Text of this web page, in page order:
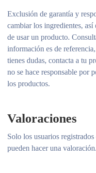
Exclusión de garantía y
cambiar los ingredientes, así
de usar un producto.
información es de
tienes dudas, contacta a tu
no se hace responsable por
los productos.
Valoraciones
Solo los usuarios
pueden hacer una valoración.